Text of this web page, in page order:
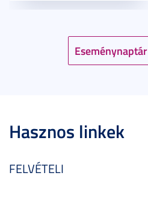
Eseménynaptár
Hasznos linkek
FELVÉTELI